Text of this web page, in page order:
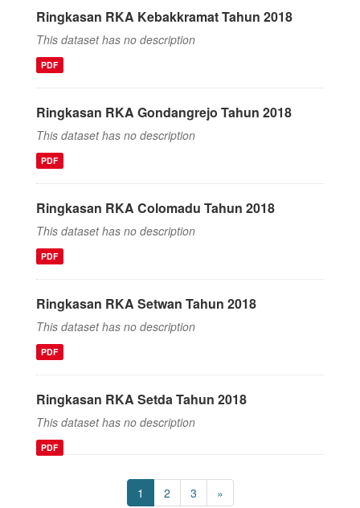
Ringkasan RKA Kebakkramat Tahun 2018
This dataset has no description
PDF
Ringkasan RKA Gondangrejo Tahun 2018
This dataset has no description
PDF
Ringkasan RKA Colomadu Tahun 2018
This dataset has no description
PDF
Ringkasan RKA Setwan Tahun 2018
This dataset has no description
PDF
Ringkasan RKA Setda Tahun 2018
This dataset has no description
PDF
1 2 3 »